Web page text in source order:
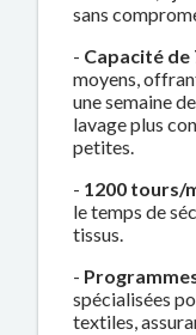
sans
- Capacité de
moyens,
une semaine
lavage plus
petites.
- 1200 tours/
le temps de
tissus.
-
spécialisées
textiles,